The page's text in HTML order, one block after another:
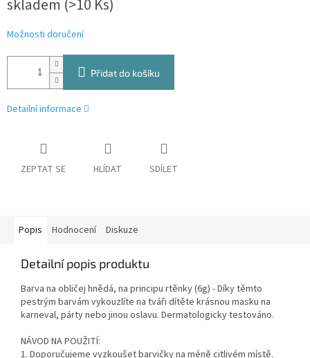
cena:
skladem (>10 Ks)
Možnosti doručení
Přidat do košíku
Detailní informace
ZEPTAT SE HLÍDAT SDÍLET
Popis Hodnocení Diskuze
Detailní popis produktu
Barva na obličej hnědá, na principu rtěnky (6g) - Díky těmto
pestrým barvám vykouzlíte na tváři dítěte krásnou masku na
karneval, párty nebo jinou oslavu. Dermatologicky testováno.
NÁVOD NA POUŽITÍ:
1. Doporučujeme vyzkoušet barvičky na méně citlivém místě.